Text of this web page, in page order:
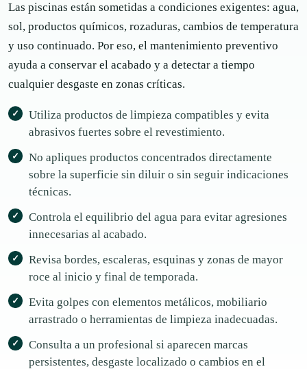
Las piscinas están sometidas a condiciones exigentes: agua,
sol, productos químicos, rozaduras, cambios de temperatura
y uso continuado. Por eso, el mantenimiento preventivo
ayuda a conservar el acabado y a detectar a tiempo
cualquier desgaste en zonas críticas.
Utiliza productos de limpieza compatibles y evita
abrasivos fuertes sobre el revestimiento.
No apliques productos concentrados directamente
sobre la superficie sin diluir o sin seguir indicaciones
técnicas.
Controla el equilibrio del agua para evitar agresiones
innecesarias al acabado.
Revisa bordes, escaleras, esquinas y zonas de mayor
roce al inicio y final de temporada.
Evita golpes con elementos metálicos, mobiliario
arrastrado o herramientas de limpieza inadecuadas.
Consulta a un profesional si aparecen marcas
persistentes, desgaste localizado o cambios en el